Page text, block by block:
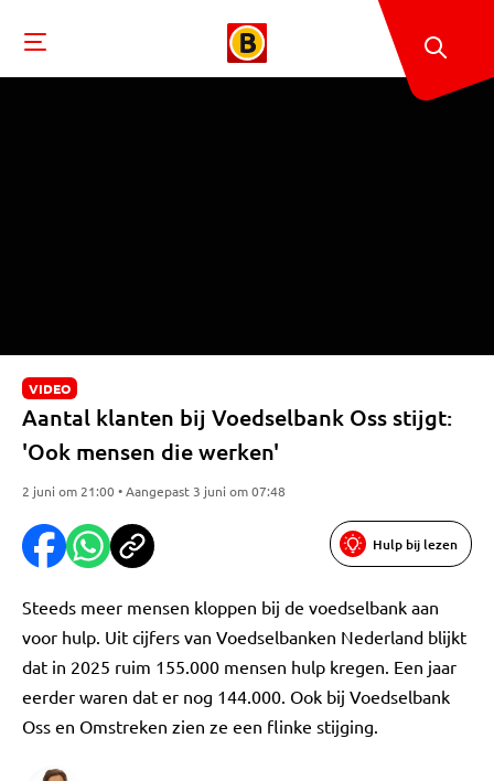
VIDEO
Aantal klanten bij Voedselbank Oss stijgt:
'Ook mensen die werken'
2 juni om 21:00 • Aangepast 3 juni om 07:48
Hulp bij lezen
Steeds meer mensen kloppen bij de voedselbank aan
voor hulp. Uit cijfers van Voedselbanken Nederland blijkt
dat in 2025 ruim 155.000 mensen hulp kregen. Een jaar
eerder waren dat er nog 144.000. Ook bij Voedselbank
Oss en Omstreken zien ze een flinke stijging.